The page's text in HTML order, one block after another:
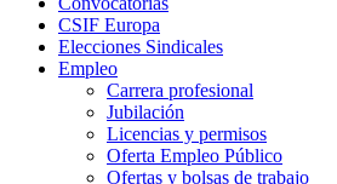
CSIF Europa
Elecciones Sindicales
Empleo
Carrera profesional
Jubilación
Licencias y permisos
Oferta Empleo Público
Ofertas y bolsas de trabajo